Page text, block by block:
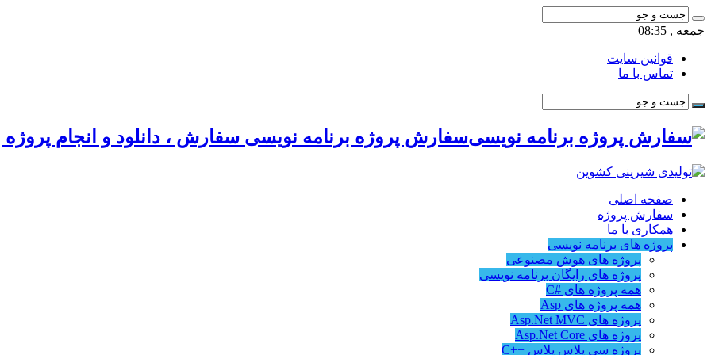
جمعه , 08:35
قوانین سایت
تماس با ما
سفارش پروژه برنامه نویسی سفارش ، دانلود و انجام پروژه
صفحه اصلی
سفارش پروژه
همکاری با ما
پروژه های برنامه نویسی
پروژه های هوش مصنوعی
پروژه های رایگان برنامه نویسی
همه پروژه های #C
همه پروژه های Asp
پروژه های Asp.Net MVC
پروژه های Asp.Net Core
پروژه سی پلاس پلاس ++C